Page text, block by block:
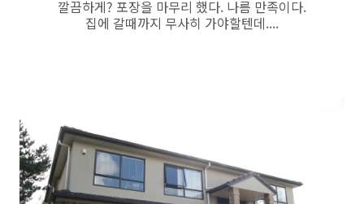
깔끔하게? 포장을 마무리 했다. 나름 만족이다.
집에 갈때까지 무사히 가야할텐데....